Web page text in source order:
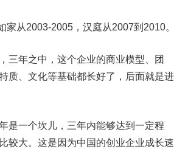
家从2003-2005，汉庭从2007到2010。
三年之中，这个企业的商业模型、团
质、文化等基础都长好了，后面就是进
是一个坎儿，三年内能够达到一定程
较大。这是因为中国的创业企业成长速